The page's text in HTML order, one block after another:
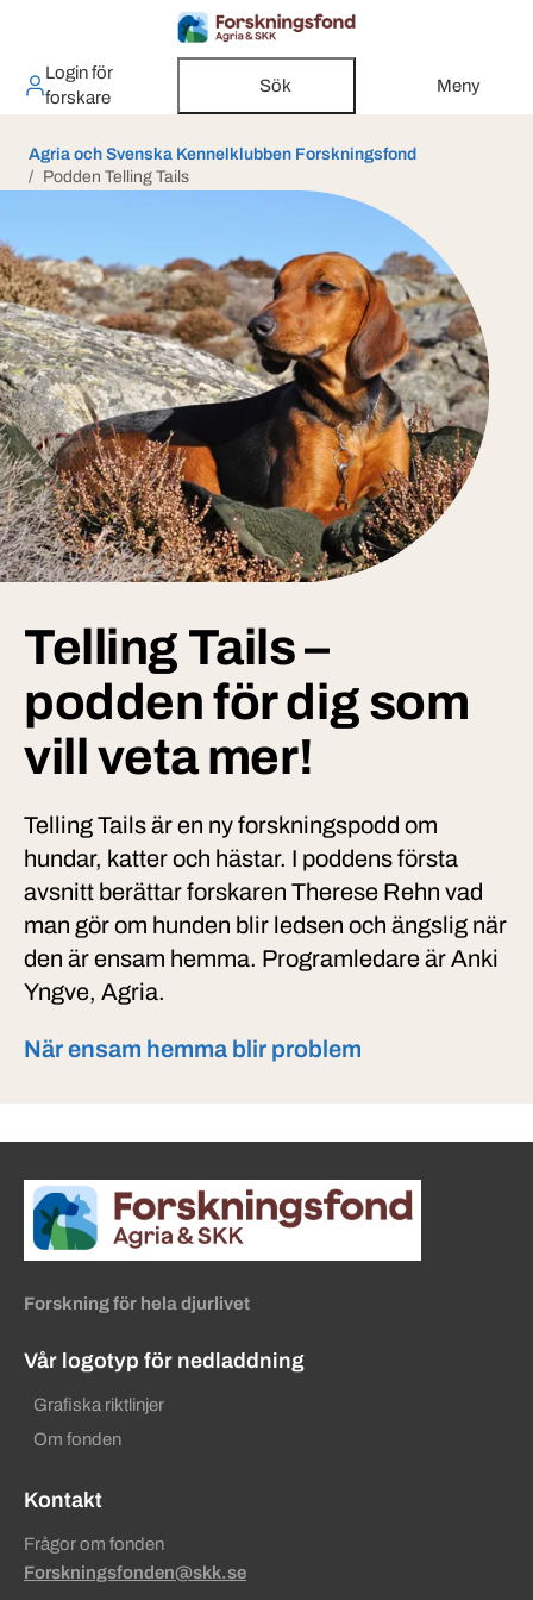
Login för
forskare
Sök Meny
Agria och Svenska Kennelklubben Forskningsfond
Podden Telling Tails
Telling Tails –
podden för dig som
vill veta mer!
Telling Tails är en ny forskningspodd om
hundar, katter och hästar. I poddens första
avsnitt berättar forskaren Therese Rehn vad
man gör om hunden blir ledsen och ängslig när
den är ensam hemma. Programledare är Anki
Yngve, Agria.
När ensam hemma blir problem
Sidinformation och
Köpa hund startsida
Forskning för hela djurlivet
Vår logotyp för nedladdning
Grafiska riktlinjer
Om fonden
Kontakt
Frågor om fonden
Forskningsfonden@skk.se